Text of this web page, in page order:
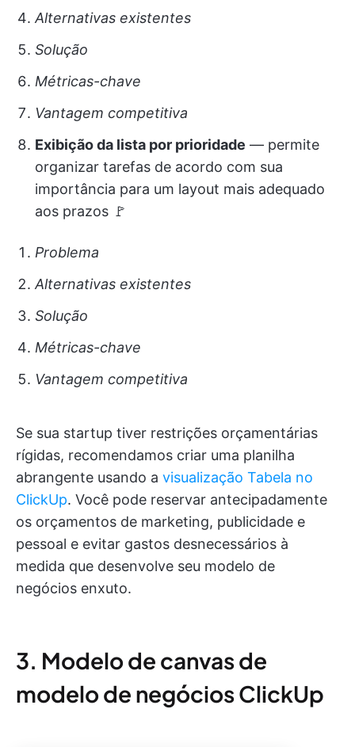
Alternativas existentes
Solução
Métricas-chave
Vantagem competitiva
Exibição da lista por prioridade — permite
organizar tarefas de acordo com sua
importância para um layout mais adequado
aos prazos 🚩
Problema
Alternativas existentes
Solução
Métricas-chave
Vantagem competitiva
Se sua startup tiver restrições orçamentárias
rígidas, recomendamos criar uma planilha
abrangente usando a visualização Tabela no
ClickUp. Você pode reservar antecipadamente
os orçamentos de marketing, publicidade e
pessoal e evitar gastos desnecessários à
medida que desenvolve seu modelo de
negócios enxuto.
3. Modelo de canvas de
modelo de negócios ClickUp